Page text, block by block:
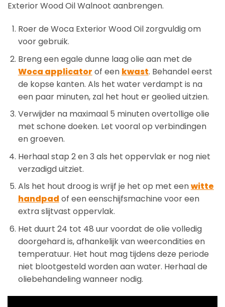
Exterior Wood Oil Walnoot aanbrengen.
Roer de Woca Exterior Wood Oil zorgvuldig om
voor gebruik.
Breng een egale dunne laag olie aan met de
Woca applicator of een kwast. Behandel eerst
de kopse kanten. Als het water verdampt is na
een paar minuten, zal het hout er geolied uitzien.
Verwijder na maximaal 5 minuten overtollige olie
met schone doeken. Let vooral op verbindingen
en groeven.
Herhaal stap 2 en 3 als het oppervlak er nog niet
verzadigd uitziet.
Als het hout droog is wrijf je het op met eenwitte
handpad of een eenschijfsmachine voor een
extra slijtvast oppervlak.
Het duurt 24 tot 48 uur voordat de olie volledig
doorgehard is, afhankelijk van weercondities en
temperatuur. Het hout mag tijdens deze periode
niet blootgesteld worden aan water. Herhaal de
oliebehandeling wanneer nodig.